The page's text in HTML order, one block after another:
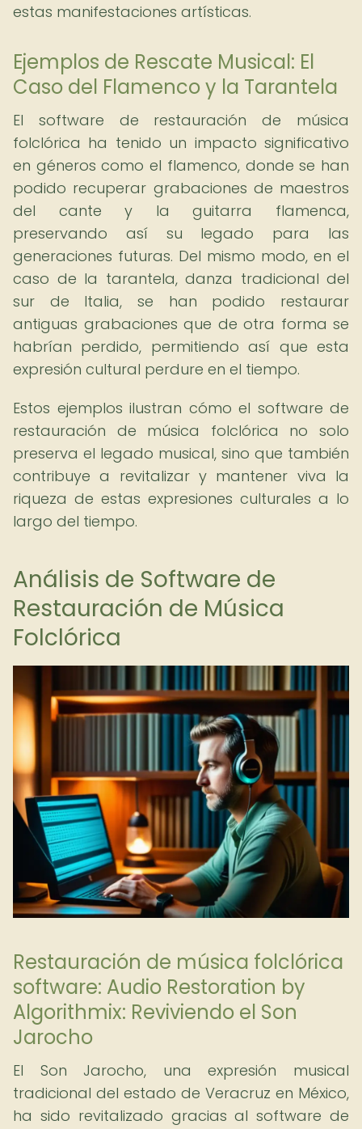
estas manifestaciones artísticas.
Ejemplos de Rescate Musical: El
Caso del Flamenco y la Tarantela
El software de restauración de música
folclórica ha tenido un impacto significativo
en géneros como el flamenco, donde se han
podido recuperar grabaciones de maestros
del cante y la guitarra flamenca,
preservando así su legado para las
generaciones futuras. Del mismo modo, en el
caso de la tarantela, danza tradicional del
sur de Italia, se han podido restaurar
antiguas grabaciones que de otra forma se
habrían perdido, permitiendo así que esta
expresión cultural perdure en el tiempo.
Estos ejemplos ilustran cómo el software de
restauración de música folclórica no solo
preserva el legado musical, sino que también
contribuye a revitalizar y mantener viva la
riqueza de estas expresiones culturales a lo
largo del tiempo.
Análisis de Software de
Restauración de Música
Folclórica
Restauración de música folclórica
software: Audio Restoration by
Algorithmix: Reviviendo el Son
Jarocho
El Son Jarocho, una expresión musical
tradicional del estado de Veracruz en México,
ha sido revitalizado gracias al software de